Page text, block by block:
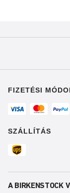
FIZETÉSI
SZÁLLÍTÁS
A BIRKENSTOCK